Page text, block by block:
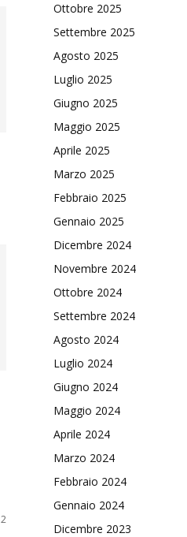
Ottobre 2025
Settembre 2025
Agosto 2025
Luglio 2025
Giugno 2025
Maggio 2025
Aprile 2025
Marzo 2025
Febbraio 2025
Gennaio 2025
Dicembre 2024
Novembre 2024
Ottobre 2024
Settembre 2024
Agosto 2024
Luglio 2024
Giugno 2024
Maggio 2024
Aprile 2024
Marzo 2024
Febbraio 2024
Gennaio 2024
Dicembre 2023